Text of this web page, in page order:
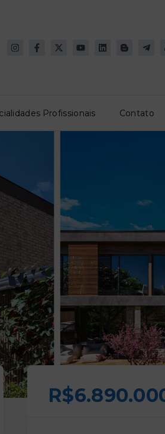
Profissionais Contato